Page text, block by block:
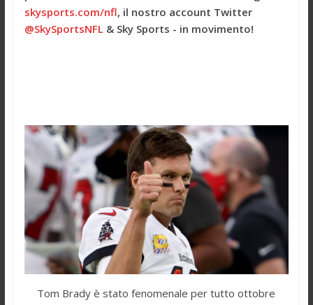
skysports.com/nfl, il nostro account Twitter
@SkySportsNFL& Sky Sports - in movimento!
Tom Brady è stato fenomenale per tutto ottobre